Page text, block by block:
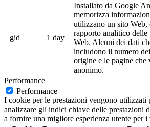
_gid 1 day
Installato da Google
memorizza
utilizzano un sito Web,
rapporto analitico delle
Web. Alcuni dei dati
includono il numero
origine e le pagine che
anonimo.
Performance
Performance
I cookie per le prestazioni vengono utilizzati
analizzare gli indici chiave delle prestazioni
a fornire una migliore esperienza utente per